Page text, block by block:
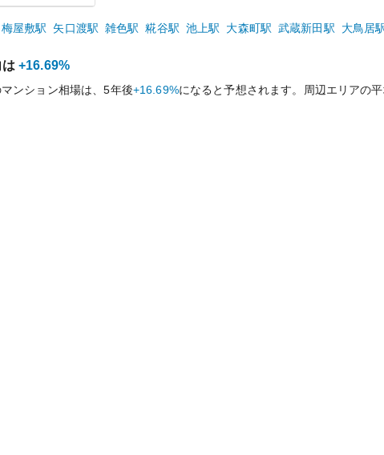
梅屋敷駅 矢口渡駅 雑色駅 糀谷駅 池上駅 大森町駅 武蔵新田 駅 大鳥居
+16.69%
ンション相場は、5年後+16.69%になると予想されます。周辺エリアの